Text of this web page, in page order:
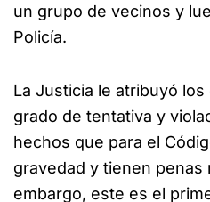
un grupo de vecinos y
Policía.
La Justicia le atribuyó
grado de tentativa y
hechos que para el
gravedad y tienen penas
embargo, este es el